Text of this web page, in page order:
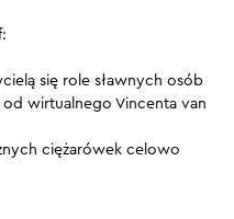
się role sławnych osób
wirtualnego Vincenta van
ciężarówek celowo